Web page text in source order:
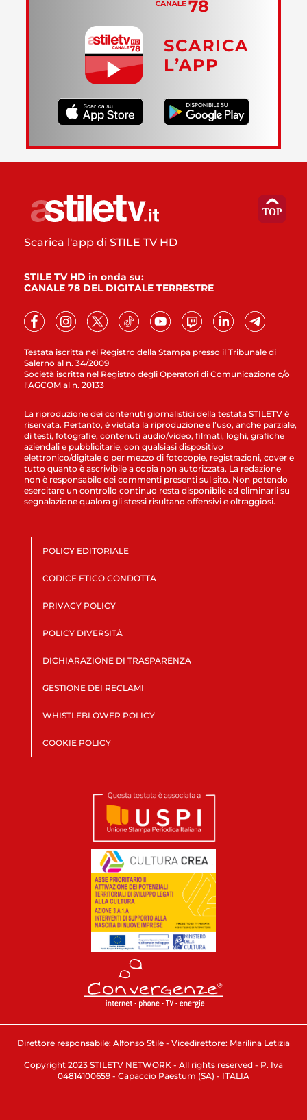
SCARICA
L’APP
Testata iscritta nel Registro della Stampa presso il Tribunale di
Salerno al n. 34/2009
Società iscritta nel Registro degli Operatori di Comunicazione c/o
l’AGCOM al n. 20133
Scarica l'app di STILE TV HD
STILE TV HD in onda su:
CANALE 78 DEL DIGITALE TERRESTRE
La riproduzione dei contenuti giornalistici della testata STILETV è
riservata. Pertanto, è vietata la riproduzione e l’uso, anche parziale,
di testi, fotografie, contenuti audio/video, filmati, loghi, grafiche
aziendali e pubblicitarie, con qualsiasi dispositivo
elettronico/digitale o per mezzo di fotocopie, registrazioni, cover e
tutto quanto è ascrivibile a copia non autorizzata. La redazione
non è responsabile dei commenti presenti sul sito. Non potendo
esercitare un controllo continuo resta disponibile ad eliminarli su
segnalazione qualora gli stessi risultano offensivi e oltraggiosi.
POLICY EDITORIALE
CODICE ETICO CONDOTTA
PRIVACY POLICY
POLICY DIVERSITÀ
DICHIARAZIONE DI TRASPARENZA
GESTIONE DEI RECLAMI
WHISTLEBLOWER POLICY
COOKIE POLICY
Direttore responsabile: Alfonso Stile - Vicedirettore: Marilina Letizia
Copyright 2023 STILETV NETWORK - All rights reserved - P. Iva
04814100659 - Capaccio Paestum (SA) - ITALIA